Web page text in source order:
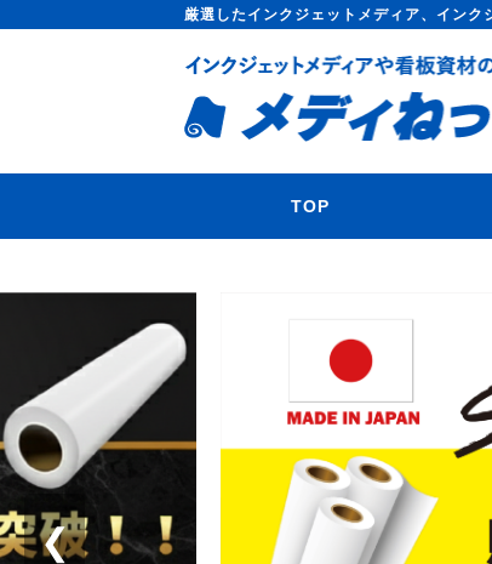
厳選したインクジェットメディア、インク
TOP
❮